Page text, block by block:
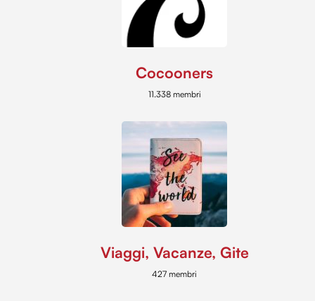
Cocooners
11.338 membri
Viaggi, Vacanze, Gite
427 membri